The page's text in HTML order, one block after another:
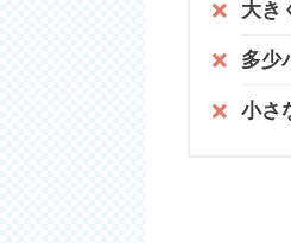
大き
多少
小さ